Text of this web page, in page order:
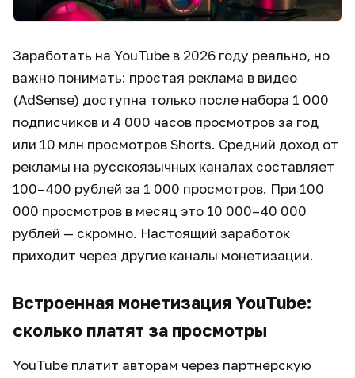
Заработать на YouTube в 2026 году реально, но
важно понимать: простая реклама в видео
(AdSense) доступна только после набора 1 000
подписчиков и 4 000 часов просмотров за год
или 10 млн просмотров Shorts. Средний доход от
рекламы на русскоязычных каналах составляет
100–400 рублей за 1 000 просмотров. При 100
000 просмотров в месяц это 10 000–40 000
рублей — скромно. Настоящий заработок
приходит через другие каналы монетизации.
Встроенная монетизация YouTube:
сколько платят за просмотры
YouTube платит авторам через партнёрскую